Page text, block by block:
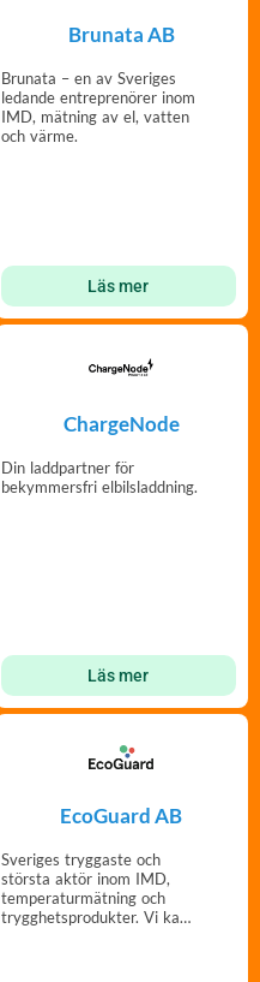
Brunata AB
Brunata – en av Sveriges
ledande entreprenörer inom
IMD, mätning av el, vatten
och värme.
Läs mer
ChargeNode
Din laddpartner för
bekymmersfri elbilsladdning.
Läs mer
EcoGuard AB
Sveriges tryggaste och
största aktör inom IMD,
temperaturmätning och
trygghetsprodukter. Vi kan